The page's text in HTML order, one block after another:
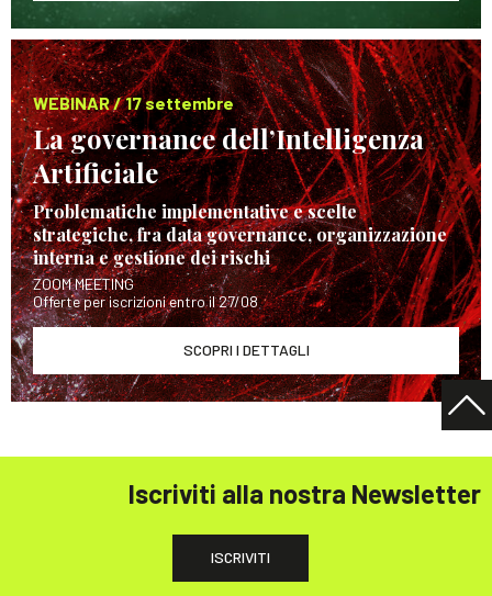
WEBINAR / 17 settembre
La governance dell’Intelligenza
Artificiale
Problematiche implementative e scelte
strategiche, fra data governance, organizzazione
interna e gestione dei rischi
ZOOM MEETING
Offerte per iscrizioni entro il 27/08
SCOPRI I DETTAGLI
Iscriviti alla nostra Newsletter
ISCRIVITI